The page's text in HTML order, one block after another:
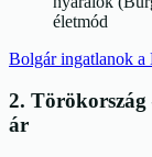
életmód
Bolgár ingatlanok a
2. Törökország
ár